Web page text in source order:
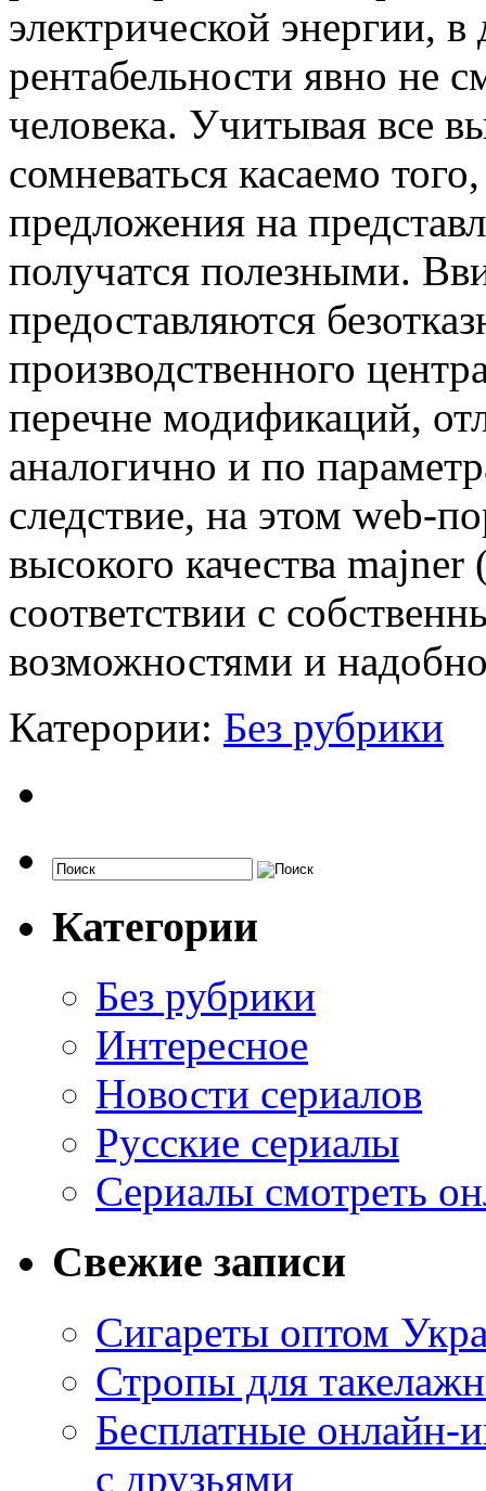
электрической энергии,
рентабельности явно не
человека. Учитывая все
сомневаться касаемо
предложения на
получатся полезными.
предоставляются
производственного
перечне модификаций,
аналогично и по
следствие, на этом web-
высокого качества
соответствии с
возможностями и
Катерории: Без рубрики
Категории
Без рубрики
Интересное
Новости сериалов
Русские сериалы
Сериалы смотреть
Свежие записи
Сигареты оптом
Стропы для
Бесплатные
с друзьями